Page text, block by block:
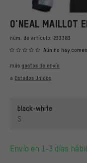
O'NEAL MAILLOT
núm. de artículo: 233383
Aún no hay
más gastos de envío
a Estados Unidos
black-white
S
Envío en 1-3 días